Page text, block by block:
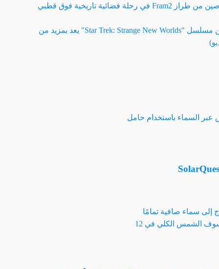
سبيس إكس تطلق رواد فضاء خاصين من طراز Fram2 في رحلة فضائية تاريخية فوق قطبي
المقطع الدعائي للموسم الثالث من مسلسل "Star Trek: Strange New Worlds" يعد بمزيد من